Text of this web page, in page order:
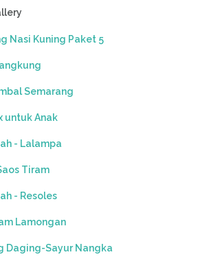
Nasi Kuning Paket 5
Semarang
untuk Anak
- Lalampa
Tiram
- Resoles
Lamongan
Daging-Sayur Nangka